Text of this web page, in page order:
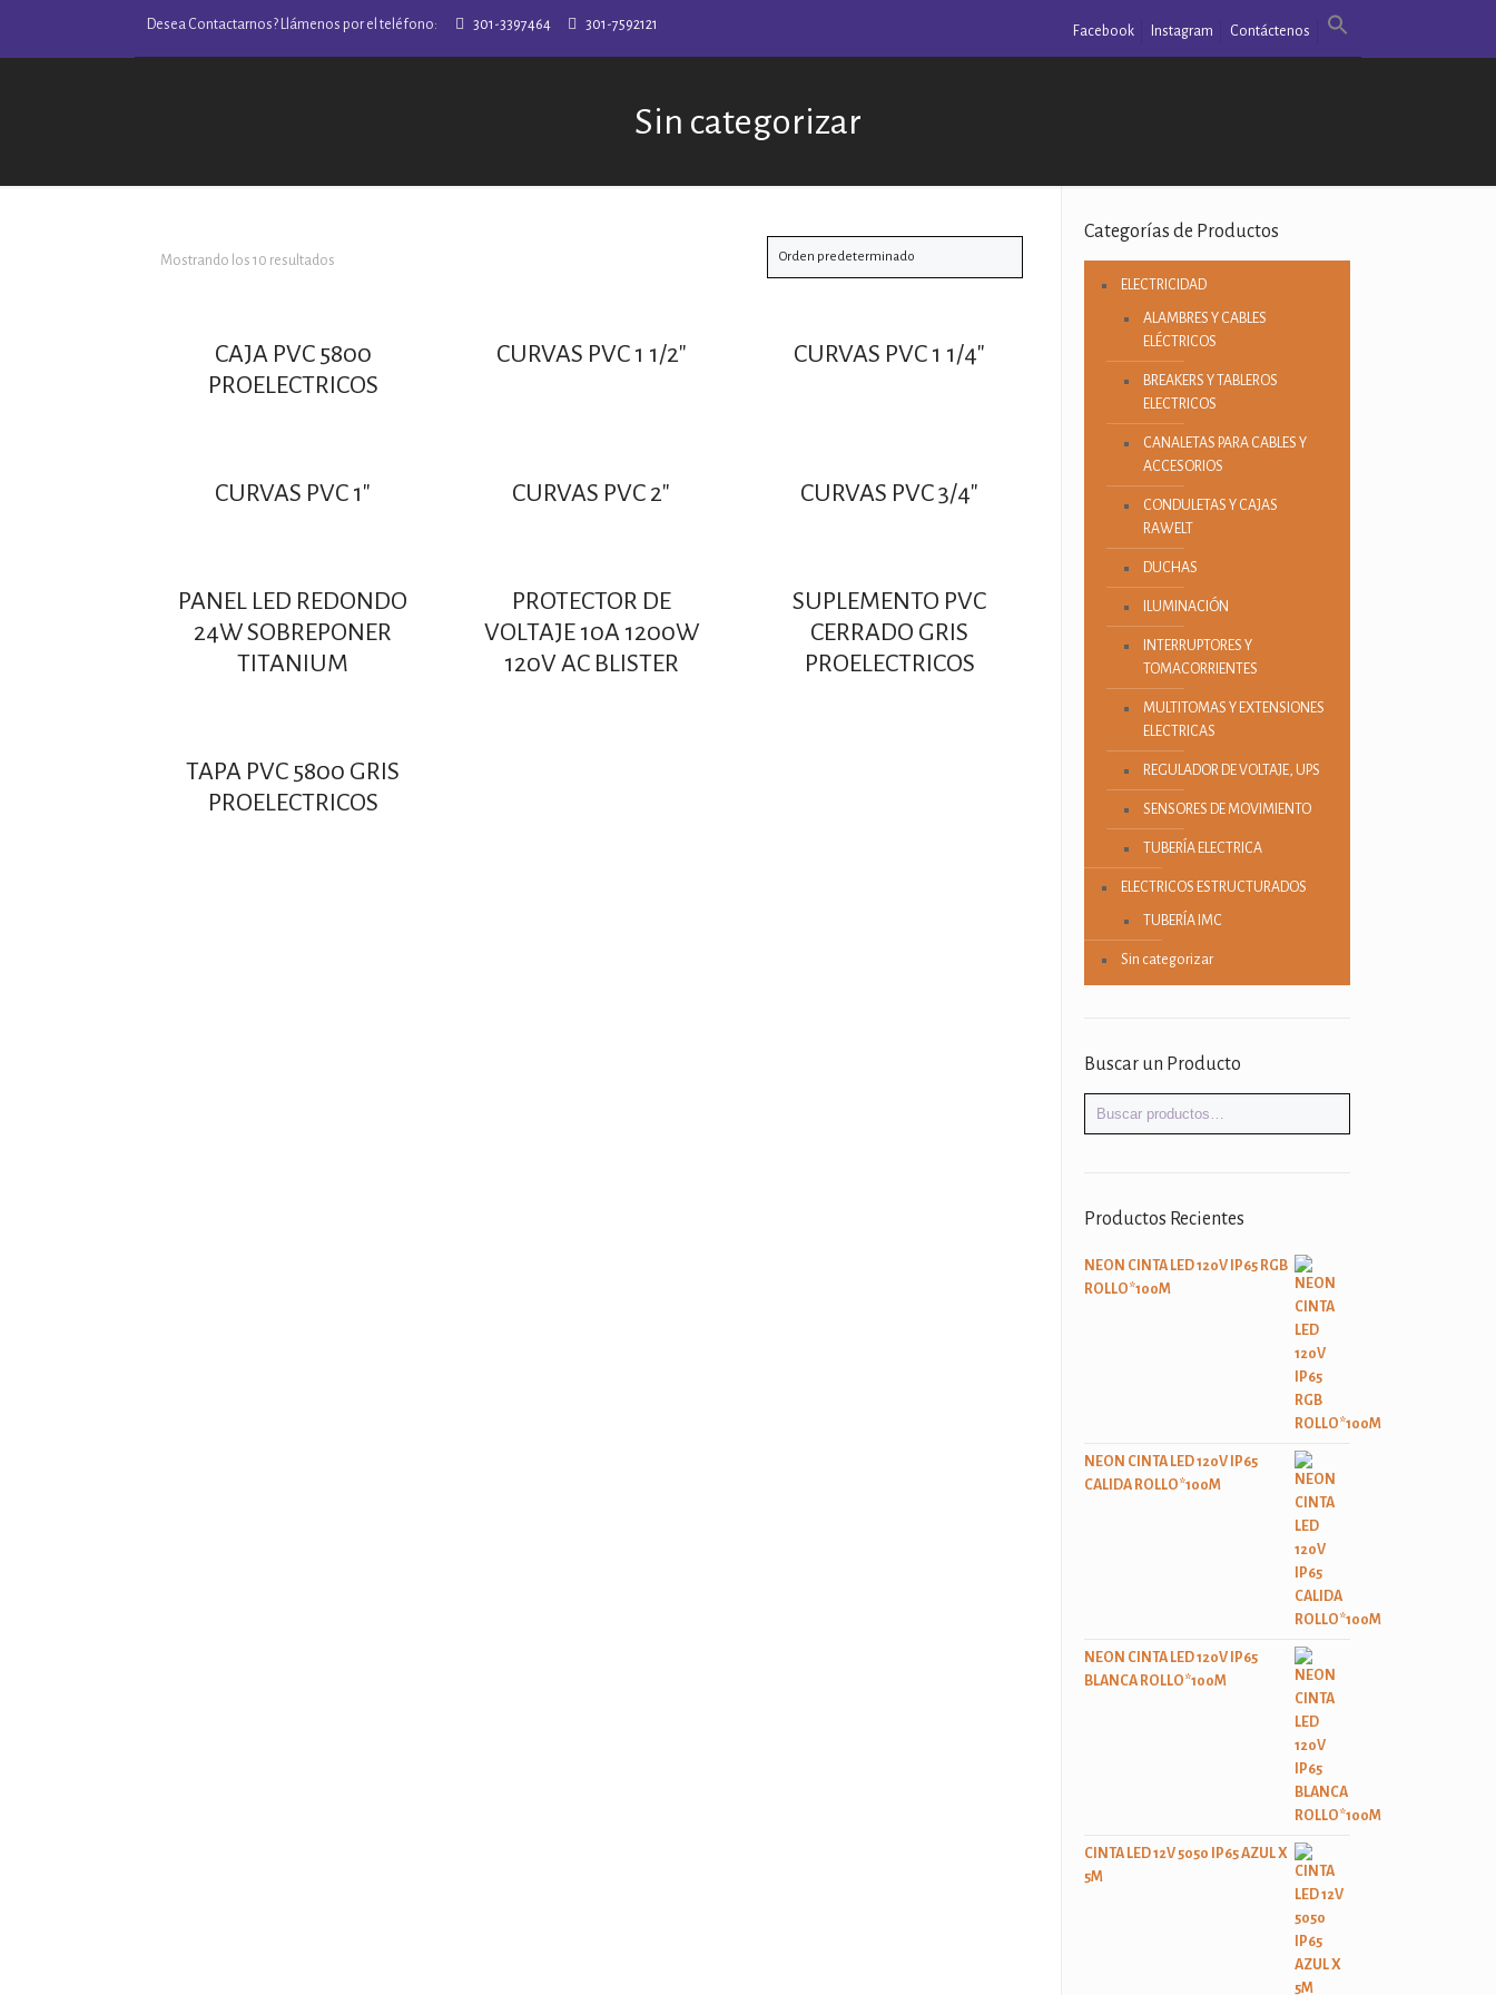
Desea Contactarnos? Llámenos por el teléfono: 301-3397464 301-7592121 Facebook Instagram Contáctenos
Sin categorizar
Mostrando los 10 resultados
CAJA PVC 5800
PROELECTRICOS
CURVAS PVC 1 1/2″ CURVAS PVC 1 1/4″
CURVAS PVC 1″ CURVAS PVC 2″ CURVAS PVC 3/4″
PANEL LED REDONDO
24W SOBREPONER
TITANIUM
PROTECTOR DE
VOLTAJE 10A 1200W
120V AC BLISTER
SUPLEMENTO PVC
CERRADO GRIS
PROELECTRICOS
TAPA PVC 5800 GRIS
PROELECTRICOS
Categorías de Productos
ELECTRICIDAD
ALAMBRES Y CABLES
ELÉCTRICOS
BREAKERS Y TABLEROS
ELECTRICOS
CANALETAS PARA CABLES Y
ACCESORIOS
CONDULETAS Y CAJAS
RAWELT
DUCHAS
ILUMINACIÓN
INTERRUPTORES Y
TOMACORRIENTES
MULTITOMAS Y EXTENSIONES
ELECTRICAS
REGULADOR DE VOLTAJE, UPS
SENSORES DE MOVIMIENTO
TUBERÍA ELECTRICA
ELECTRICOS ESTRUCTURADOS
TUBERÍA IMC
Sin categorizar
Buscar un Producto
Productos Recientes
NEON CINTA LED 120V IP65 RGB
ROLLO*100M
NEON CINTA LED 120V IP65
CALIDA ROLLO*100M
NEON CINTA LED 120V IP65
BLANCA ROLLO*100M
CINTA LED 12V 5050 IP65 AZUL X
5M